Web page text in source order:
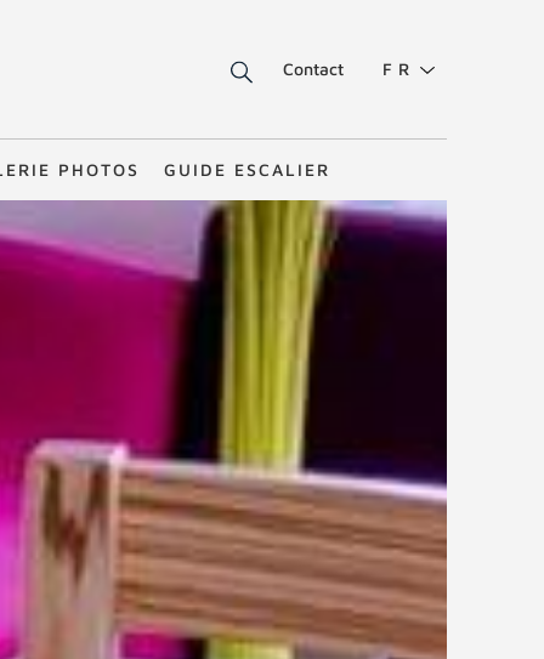
Contact FR
PHOTOS GUIDE ESCALIER